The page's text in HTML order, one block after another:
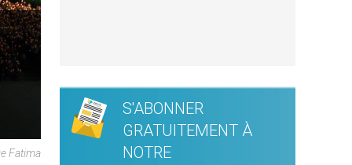
Fatima
S'ABONNER
GRATUITEMENT À
NOTRE